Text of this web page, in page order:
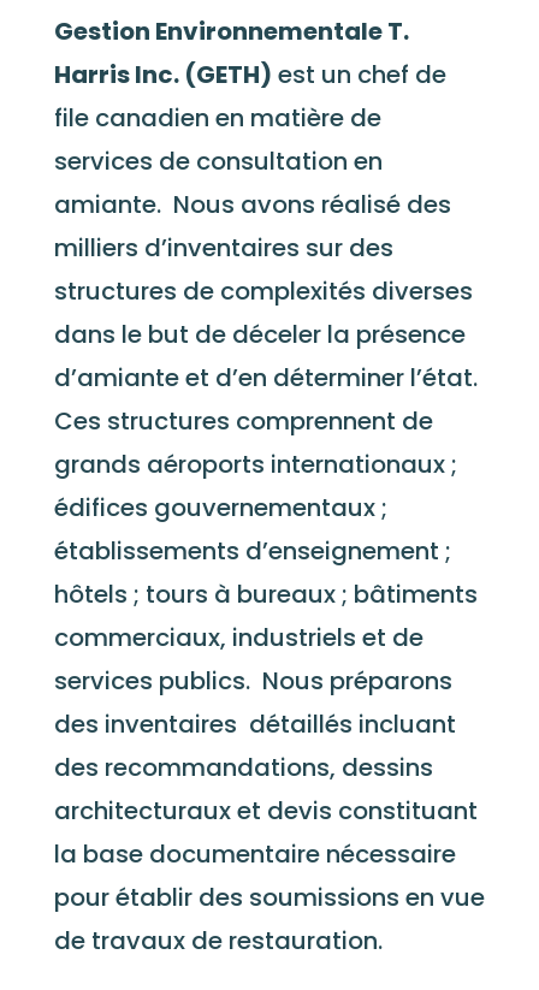
Gestion Environnementale T.
Harris Inc. (GETH) est un chef de
file canadien en matière de
services de consultation en
amiante. Nous avons réalisé des
milliers d’inventaires sur des
structures de complexités diverses
dans le but de déceler la présence
d’amiante et d’en déterminer l’état.
Ces structures comprennent de
grands aéroports internationaux ;
édifices gouvernementaux ;
établissements d’enseignement ;
hôtels ; tours à bureaux ; bâtiments
commerciaux, industriels et de
services publics. Nous préparons
des inventaires détaillés incluant
des recommandations, dessins
architecturaux et devis constituant
la base documentaire nécessaire
pour établir des soumissions en vue
de travaux de restauration.